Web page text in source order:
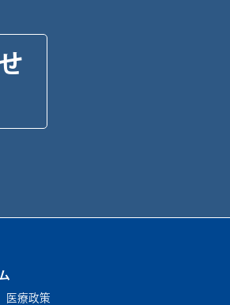
医療政策